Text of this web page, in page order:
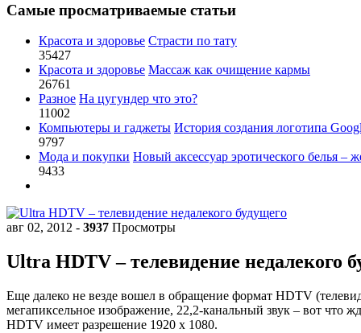
Самые просматриваемые статьи
Красота и здоровье Страсти по тату
35427
Красота и здоровье Массаж как очищение кармы
26761
Разное На цугундер что это?
11002
Компьютеры и гаджеты История создания логотипа
9797
Мода и покупки Новый аксессуар эротического белья –
9433
авг 02, 2012 - 3937 Просмотры
Ultra HDTV – телевидение недалекого
Еще далеко не везде вошел в обращение формат HDTV
мегапиксельное изображение, 22,2-канальный звук – вот что
HDTV имеет разрешение 1920 x 1080.